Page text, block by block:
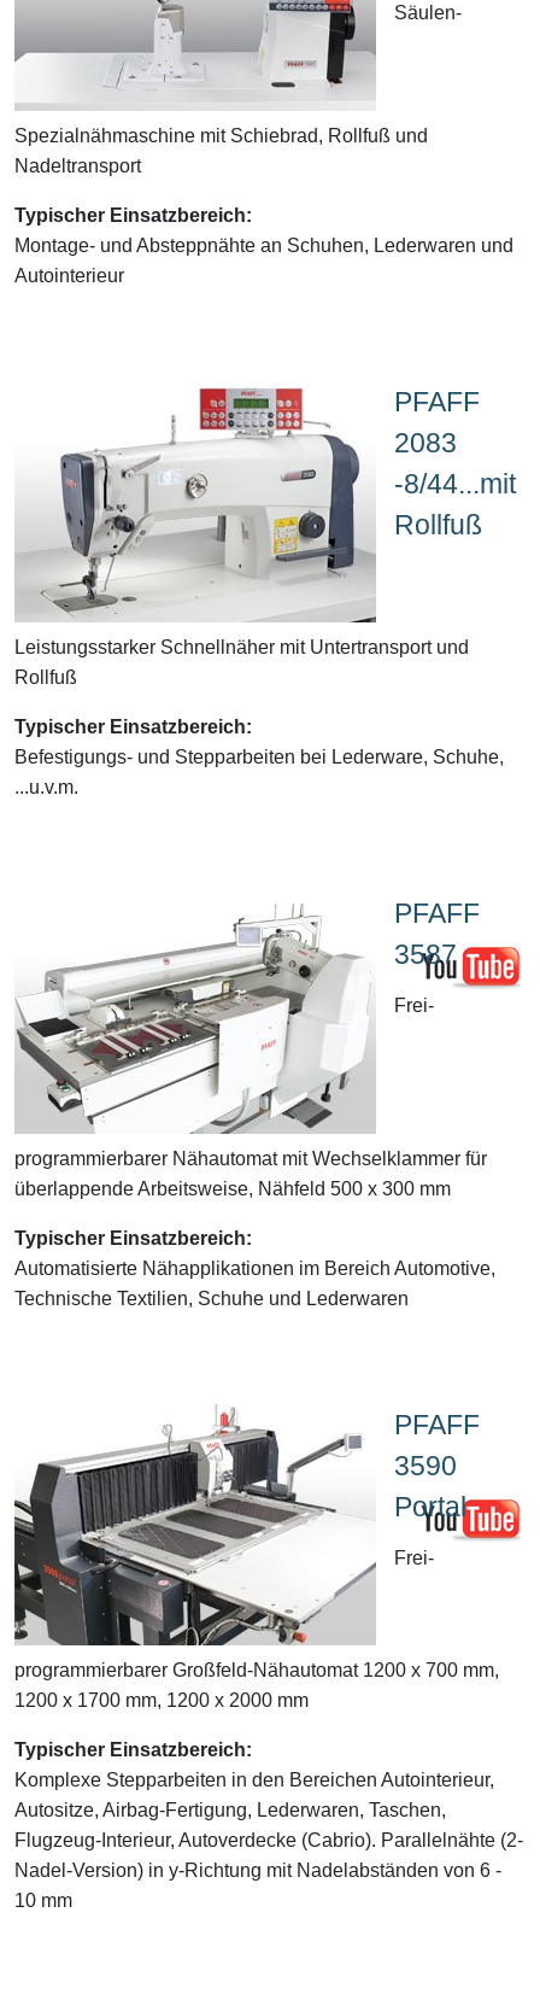
Säulen-
Spezialnähmaschine mit Schiebrad, Rollfuß und
Nadeltransport
Typischer Einsatzbereich:
Montage- und Absteppnähte an Schuhen, Lederwaren und
Autointerieur
PFAFF
2083
-8/44...mit
Rollfuß
Leistungsstarker Schnellnäher mit Untertransport und
Rollfuß
Typischer Einsatzbereich:
Befestigungs- und Stepparbeiten bei Lederware, Schuhe,
...u.v.m.
PFAFF
3587
Frei-
programmierbarer Nähautomat mit Wechselklammer für
überlappende Arbeitsweise, Nähfeld 500 x 300 mm
Typischer Einsatzbereich:
Automatisierte Nähapplikationen im Bereich Automotive,
Technische Textilien, Schuhe und Lederwaren
PFAFF
3590
Portal
Frei-
programmierbarer Großfeld-Nähautomat 1200 x 700 mm,
1200 x 1700 mm, 1200 x 2000 mm
Typischer Einsatzbereich:
Komplexe Stepparbeiten in den Bereichen Autointerieur,
Autositze, Airbag-Fertigung, Lederwaren, Taschen,
Flugzeug-Interieur, Autoverdecke (Cabrio). Parallelnähte (2-
Nadel-Version) in y-Richtung mit Nadelabständen von 6 -
10 mm